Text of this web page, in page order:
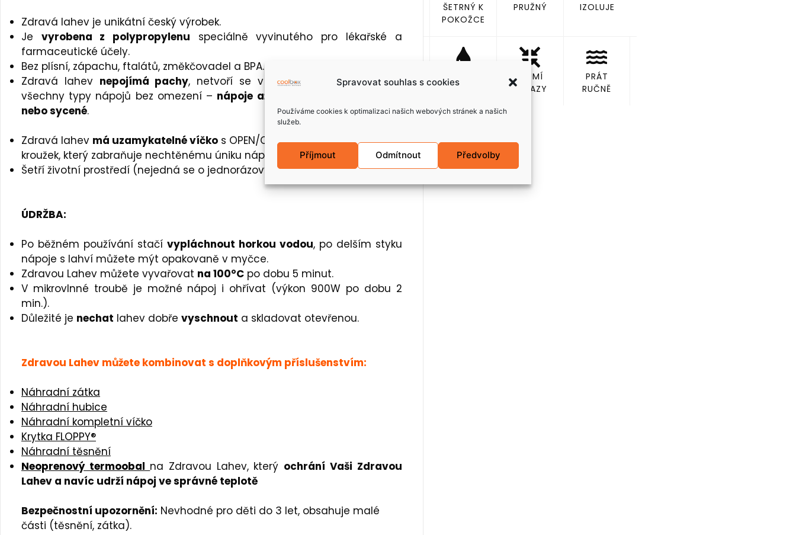
Spravovat souhlas s cookies
Používáme cookies k optimalizaci našich webových stránek a našich
služeb.
Příjmout Odmítnout Předvolby
Zdravá lahev je unikátní český výrobek.
Je vyrobena z polypropylenu speciálně vyvinutého pro lékařské a
farmaceutické účely.
Bez plísní, zápachu, ftalátů, změkčovadel a BPA.
Zdravá lahev nepojímá pachy, netvoří se v ní plísně, je vhodná pro
všechny typy nápojů bez omezení – nápoje až do 100°C, ledové nápoje
nebo sycené.
Zdravá lahev má uzamykatelné víčko s OPEN/CLOSE systémem a těsnící
kroužek, který zabraňuje nechtěnému úniku nápoje.
Šetří životní prostředí (nejedná se o jednorázový plastový nápojový obal).
ÚDRŽBA:
Po běžném používání stačí vypláchnout horkou vodou, po delším styku
nápoje s lahví můžete mýt opakovaně v myčce.
Zdravou Lahev můžete vyvařovat na 100°C po dobu 5 minut.
V mikrovlnné troubě je možné nápoj i ohřívat (výkon 900W po dobu 2
min.).
Důležité je nechat lahev dobře vyschnout a skladovat otevřenou.
Zdravou Lahev můžete kombinovat s doplňkovým příslušenstvím:
Náhradní zátka
Náhradní hubice
Náhradní kompletní víčko
Krytka FLOPPY®
Náhradní těsnění
Neoprenový termoobal na Zdravou Lahev, který ochrání Vaši Zdravou
Lahev a navíc udrží nápoj ve správné teplotě
Bezpečnostní upozornění: Nevhodné pro děti do 3 let, obsahuje malé
části (těsnění, zátka).
ŠETRNÝ K
POKOŽCE
PRUŽNÝ IZOLUJE
VODO-
ODPUDIVÝ
TLUMÍ
NÁRAZY
PRÁT
RUČNĚ